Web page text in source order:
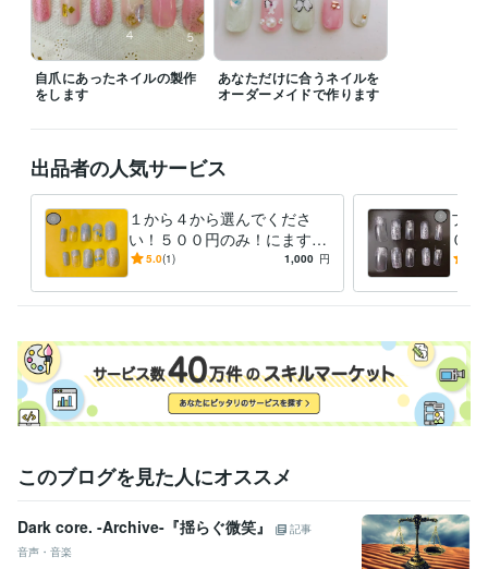
自爪にあったネイルの製作
をします
あなただけに合うネイルを
オーダーメイドで作ります
出品者の人気サービス
１から４から選んでくださ
い！５００円のみ！にます
シンプルSTYLISHな柄のご提
5.0(1) 1,000 円
プチ
０
綺麗
柄
このブログを見た人にオススメ
Dark core. -Archive-『揺らぐ微笑』
記事
音声・音楽